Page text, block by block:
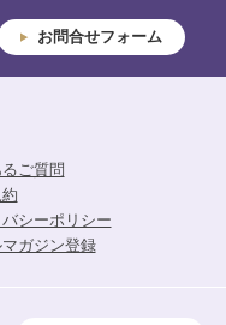
お問合せフォーム
ご質問
シーポリシー
マガジン登録